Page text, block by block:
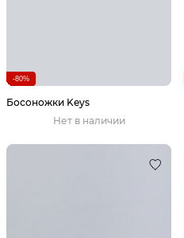
-80%
Босоножки Keys
Нет в наличии